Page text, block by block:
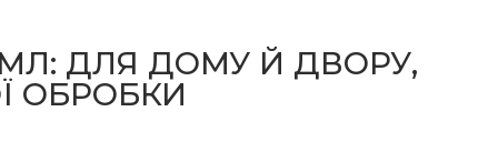
МЛ: ДЛЯ ДОМУ Й ДВОРУ,
ОБРОБКИ